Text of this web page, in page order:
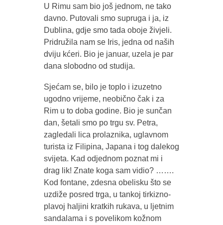
U Rimu sam bio još jednom, ne tako
davno. Putovali smo supruga i ja, iz
Dublina, gdje smo tada oboje živjeli.
Pridružila nam se Iris, jedna od naših
dviju kćeri. Bio je januar, uzela je par
dana slobodno od studija.
Sjećam se, bilo je toplo i izuzetno
ugodno vrijeme, neobično čak i za
Rim u to doba godine. Bio je sunčan
dan, šetali smo po trgu sv. Petra,
zagledali lica prolaznika, uglavnom
turista iz Filipina, Japana i tog dalekog
svijeta. Kad odjednom poznat mi i
drag lik! Znate koga sam vidio? …….
Kod fontane, zdesna obelisku što se
uzdiže posred trga, u tankoj tirkizno-
plavoj haljini kratkih rukava, u ljetnim
sandalama i s povelikom kožnom